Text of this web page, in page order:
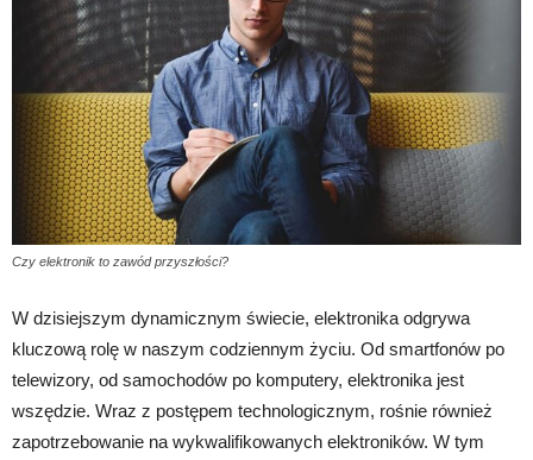
Czy elektronik to zawód przyszłości?
W dzisiejszym dynamicznym świecie, elektronika odgrywa
kluczową rolę w naszym codziennym życiu. Od smartfonów po
telewizory, od samochodów po komputery, elektronika jest
wszędzie. Wraz z postępem technologicznym, rośnie również
zapotrzebowanie na wykwalifikowanych elektroników. W tym